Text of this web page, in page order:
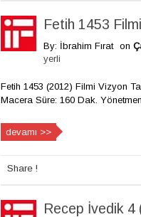
Fetih 1453
By: İbrahim Fırat on
yerli
Fetih 1453 (2012) Filmi Vizyon
Macera Süre: 160 Dak.
devamı >>
Share !
Recep İvedik 4